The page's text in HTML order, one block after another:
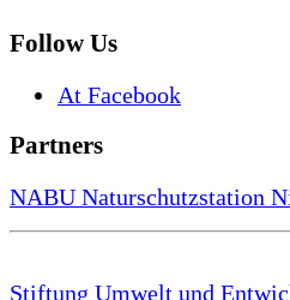
Follow Us
At Facebook
Partners
NABU Naturschutzstation
Stiftung Umwelt und